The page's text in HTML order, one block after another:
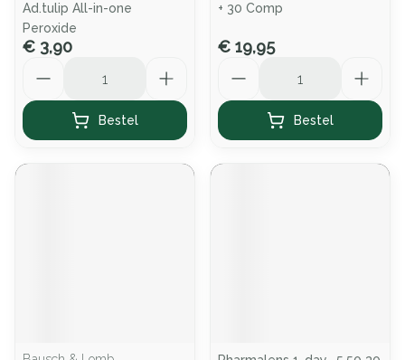
Ad.tulip All-in-one
Peroxide
€ 3,90
Bestel
+ 30 Comp
€ 19,95
Bestel